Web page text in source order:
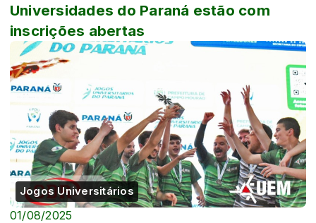
Universidades do Paraná estão com
inscrições abertas
Jogos Universitários
01/08/2025